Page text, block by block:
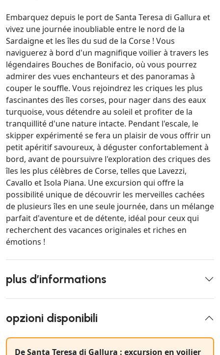
Embarquez depuis le port de Santa Teresa di Gallura et
vivez une journée inoubliable entre le nord de la
Sardaigne et les îles du sud de la Corse ! Vous
naviguerez à bord d'un magnifique voilier à travers les
légendaires Bouches de Bonifacio, où vous pourrez
admirer des vues enchanteurs et des panoramas à
couper le souffle. Vous rejoindrez les criques les plus
fascinantes des îles corses, pour nager dans des eaux
turquoise, vous détendre au soleil et profiter de la
tranquillité d'une nature intacte. Pendant l'escale, le
skipper expérimenté se fera un plaisir de vous offrir un
petit apéritif savoureux, à déguster confortablement à
bord, avant de poursuivre l'exploration des criques des
îles les plus célèbres de Corse, telles que Lavezzi,
Cavallo et Isola Piana. Une excursion qui offre la
possibilité unique de découvrir les merveilles cachées
de plusieurs îles en une seule journée, dans un mélange
parfait d'aventure et de détente, idéal pour ceux qui
recherchent des vacances originales et riches en
émotions !
plus d’informations
opzioni disponibili
De Santa Teresa di Gallura : excursion en voilier